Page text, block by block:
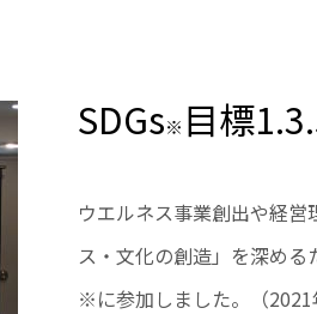
SDGs※ 目標
ウエルネス事業創出や経
ス・文化の創造」を深める
※に参加しました。（2021